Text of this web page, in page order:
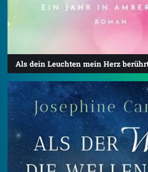
Als dein Leuchten mein Herz